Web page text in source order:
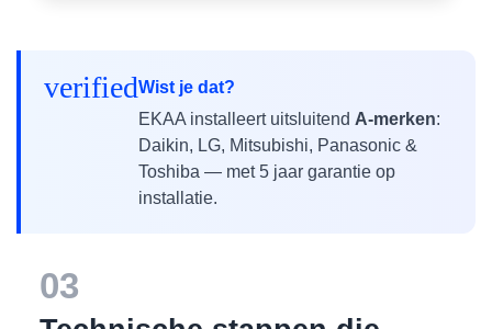
verifiedWist je dat?
EKAA installeert uitsluitend A-merken:
Daikin, LG, Mitsubishi, Panasonic &
Toshiba — met 5 jaar garantie op
installatie.
03